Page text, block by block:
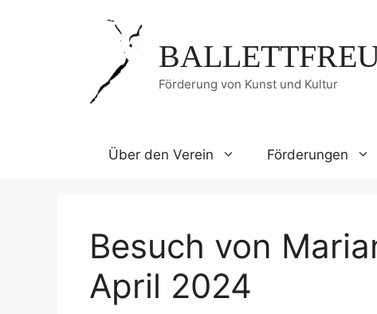
Förderung von Kunst und Kultur
Über den Verein Förderungen
Besuch von
April 2024